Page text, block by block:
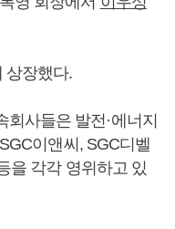
상장했다.
사들은 발전·에너지
이앤씨, SGC디벨
을 각각 영위하고 있